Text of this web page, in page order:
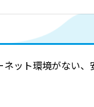
ット環境がない